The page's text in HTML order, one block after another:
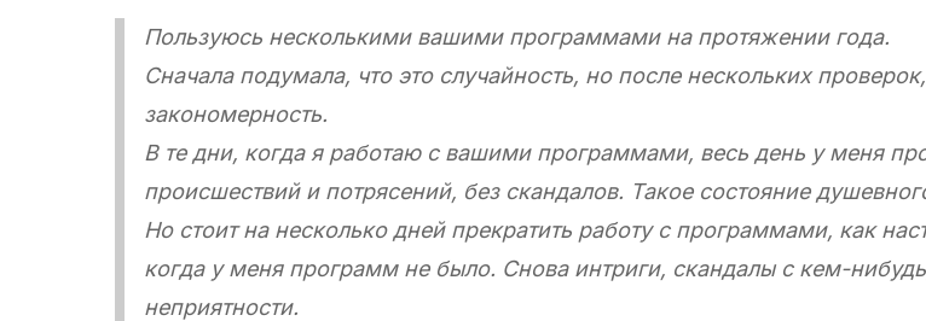
Пользуюсь несколькими вашими программами на протяжении года.
Сначала подумала, что это случайность, но после нескольких
закономерность.
В те дни, когда я работаю с вашими программами, весь день у меня
происшествий и потрясений, без скандалов. Такое состояние
Но стоит на несколько дней прекратить работу с программами, как
когда у меня программ не было. Снова интриги, скандалы с кем-
неприятности.